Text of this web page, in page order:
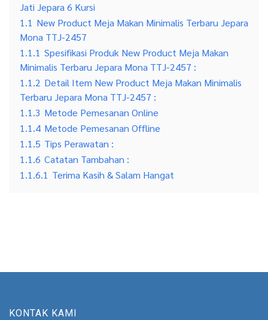
Jati Jepara 6 Kursi
1.1 New Product Meja Makan Minimalis Terbaru Jepara
Mona TTJ-2457
1.1.1 Spesifikasi Produk New Product Meja Makan
Minimalis Terbaru Jepara Mona TTJ-2457 :
1.1.2 Detail Item New Product Meja Makan Minimalis
Terbaru Jepara Mona TTJ-2457 :
1.1.3 Metode Pemesanan Online
1.1.4 Metode Pemesanan Offline
1.1.5 Tips Perawatan :
1.1.6 Catatan Tambahan :
1.1.6.1 Terima Kasih & Salam Hangat
KONTAK KAMI